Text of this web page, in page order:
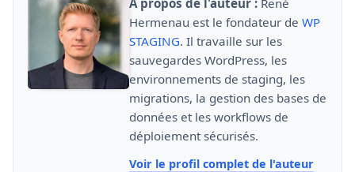
À propos de l'auteur : René
Hermenau est le fondateur de WP
STAGING. Il travaille sur les
sauvegardes WordPress, les
environnements de staging, les
migrations, la gestion des bases de
données et les workflows de
déploiement sécurisés.
Voir le profil complet de l'auteur